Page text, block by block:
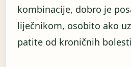
kombinacije, dobro je
liječnikom, osobito ako
patite od kroničnih